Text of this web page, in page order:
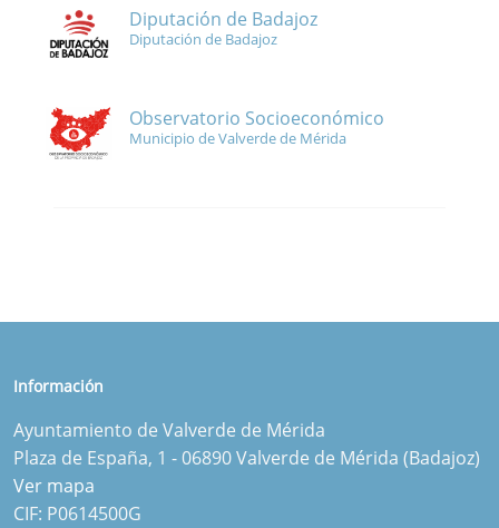
Diputación de Badajoz
Diputación de Badajoz
Observatorio Socioeconómico
Municipio de Valverde de Mérida
Información
Ayuntamiento de Valverde de Mérida
Plaza de España, 1 - 06890 Valverde de Mérida (Badajoz)
Ver mapa
CIF: P0614500G